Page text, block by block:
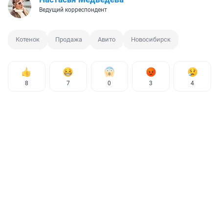
Ведущий корреспондент
Котенок Продажа Авито Новосибирск
8 7 0 3 4